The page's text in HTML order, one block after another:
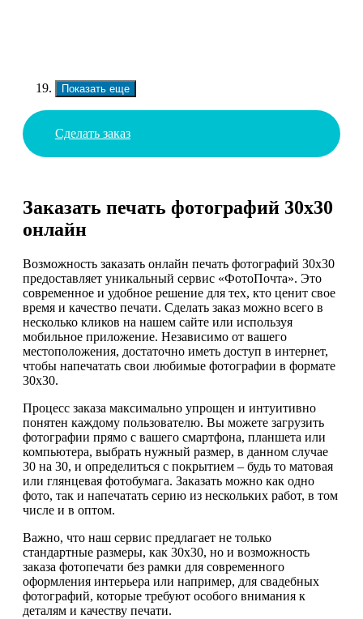
Показать еще
Сделать заказ
Заказать печать фотографий 30х30
онлайн
Возможность заказать онлайн печать фотографий 30х30
предоставляет уникальный сервис «ФотоПочта». Это
современное и удобное решение для тех, кто ценит свое
время и качество печати. Сделать заказ можно всего в
несколько кликов на нашем сайте или используя
мобильное приложение. Независимо от вашего
местоположения, достаточно иметь доступ в интернет,
чтобы напечатать свои любимые фотографии в формате
30х30.
Процесс заказа максимально упрощен и интуитивно
понятен каждому пользователю. Вы можете загрузить
фотографии прямо с вашего смартфона, планшета или
компьютера, выбрать нужный размер, в данном случае
30 на 30, и определиться с покрытием – будь то матовая
или глянцевая фотобумага. Заказать можно как одно
фото, так и напечатать серию из нескольких работ, в том
числе и в оптом.
Важно, что наш сервис предлагает не только
стандартные размеры, как 30х30, но и возможность
заказа фотопечати без рамки для современного
оформления интерьера или например, для свадебных
фотографий, которые требуют особого внимания к
деталям и качеству печати.